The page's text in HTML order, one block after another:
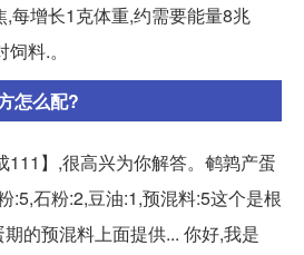
每增长1克体重,约需要能量8兆
料.。
怎么配?
111】,很高兴为你解答。鹌鹑产蛋
:5,石粉:2,豆油:1,预混料:5这个是根
的预混料上面提供... 你好,我是